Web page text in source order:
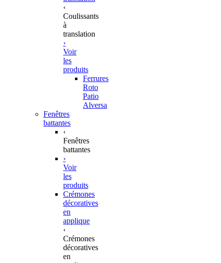
‹
Coulissants
à
translation
›
Voir
les
produits
Ferrures
Roto
Patio
Alversa
Fenêtres
battantes
‹
Fenêtres
battantes
›
Voir
les
produits
Crémones
décoratives
en
applique
‹
Crémones
décoratives
en